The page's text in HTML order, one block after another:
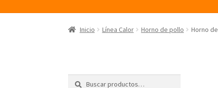
Inicio Línea Calor Horno de pollo Horno
Buscar
Buscar